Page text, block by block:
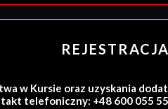
w Kursie oraz uzyskania
telefoniczny: +48 600 055